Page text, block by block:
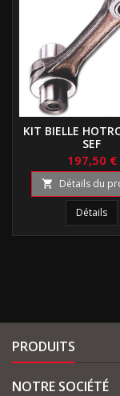
KIT BIELLE
SEF
197,50 €
 Détails du
Détails
PRODUITS
NOTRE SOCIÉTÉ